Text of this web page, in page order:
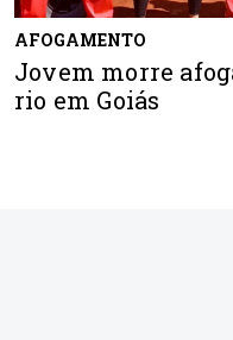
AFOGAMENTO
Jovem morre
rio em Goiás